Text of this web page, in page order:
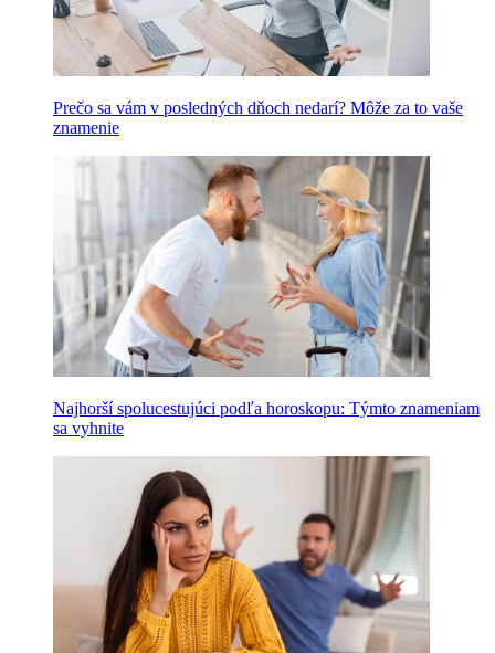
Prečo sa vám v posledných dňoch nedarí? Môže za to vaše
znamenie
Najhorší spolucestujúci podľa horoskopu: Týmto znameniam
sa vyhnite